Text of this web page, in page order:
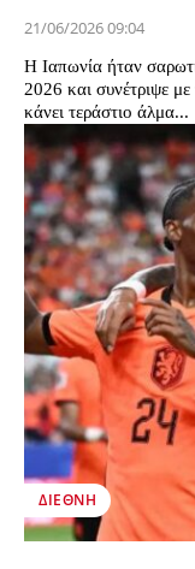
21/06/2026 09:04
Η Ιαπωνία ήταν
2026 και συνέτριψε
κάνει τεράστιο άλμα...
ΔΙΕΘΝΉ